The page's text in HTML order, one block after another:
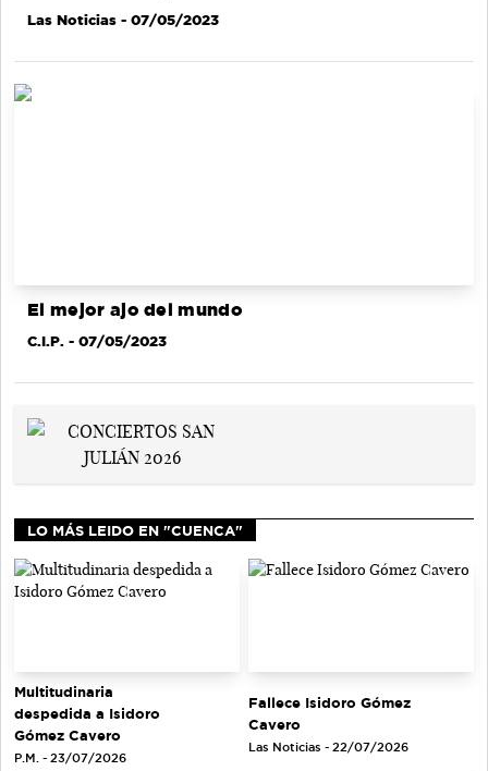
Las Noticias - 07/05/2023
El mejor ajo del mundo
C.I.P. - 07/05/2023
LO MÁS LEIDO EN "CUENCA"
Multitudinaria
despedida a Isidoro
Gómez Cavero
P.M. - 23/07/2026
Fallece Isidoro Gómez
Cavero
Las Noticias - 22/07/2026